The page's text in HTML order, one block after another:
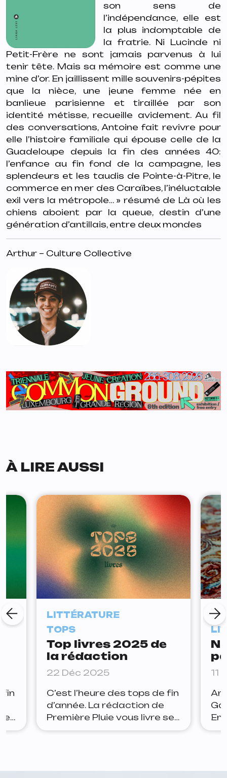
son sens de
l’indépendance, elle est
la plus indomptable de
la fratrie. Ni Lucinde ni
Petit-Frère ne sont jamais parvenus à lui
tenir tête. Mais sa mémoire est comme une
mine d’or. En jaillissent mille souvenirs-pépites
que la nièce, une jeune femme née en
banlieue parisienne et tiraillée par son
identité métisse, recueille avidement. Au fil
des conversations, Antoine fait revivre pour
elle l’histoire familiale qui épouse celle de la
Guadeloupe depuis la fin des années 40:
l’enfance au fin fond de la campagne, les
splendeurs et les taudis de Pointe-à-Pitre, le
commerce en mer des Caraïbes, l’inéluctable
exil vers la métropole… » résumé de Là où les
chiens aboient par la queue, destin d’une
génération d’antillais, entre deux mondes
Arthur – Culture Collective
À LIRE AUSSI
fin
LITTÉRATURE
TOPS
Top livres 2025 de
la rédaction
22 Déc 2025
C’est l’heure des tops de fin
d’année. La rédaction de
Première Pluie vous livre ses
lectures préférées de
À
11